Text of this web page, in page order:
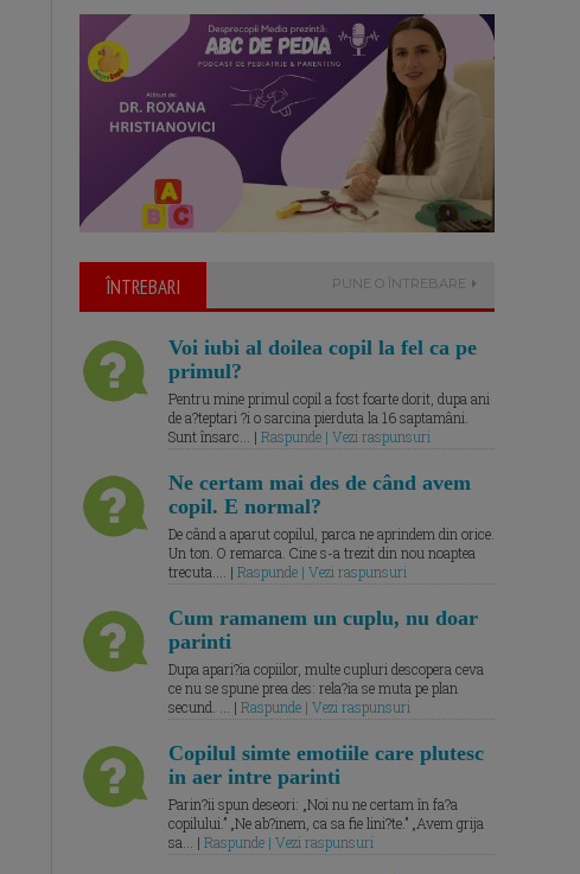
ÎNTREBARI PUNE O ÎNTREBARE
Voi iubi al doilea copil la fel ca pe
primul?
Pentru mine primul copil a fost foarte dorit, dupa ani
de a?teptari ?i o sarcina pierduta la 16 saptamâni.
Sunt însarc... | Raspunde | Vezi raspunsuri
Ne certam mai des de când avem
copil. E normal?
De când a aparut copilul, parca ne aprindem din orice.
Un ton. O remarca. Cine s-a trezit din nou noaptea
trecuta.... | Raspunde | Vezi raspunsuri
Cum ramanem un cuplu, nu doar
parinti
Dupa apari?ia copiilor, multe cupluri descopera ceva
ce nu se spune prea des: rela?ia se muta pe plan
secund. ... | Raspunde | Vezi raspunsuri
Copilul simte emotiile care plutesc
in aer intre parinti
Parin?ii spun deseori: „Noi nu ne certam în fa?a
copilului.” „Ne ab?inem, ca sa fie lini?te.” „Avem grija
sa... | Raspunde | Vezi raspunsuri